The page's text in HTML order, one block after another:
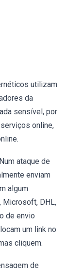
utilizam
da
sensível, por
online,
ataque de
enviam
algum
Microsoft, DHL,
de envio
um link no
cliquem.
de